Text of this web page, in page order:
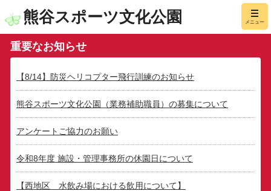
熊谷スポーツ文化公園 メニュー
重要なお知らせ
【8/14】防災ヘリコプター飛行訓練のお知らせ
熊谷スポーツ文化公園（業務補助職員）の募集について
アンケートご協力のお願い
令和8年度 施設・管理事務所の休園日について
【西地区 水飲み場における飲用について】